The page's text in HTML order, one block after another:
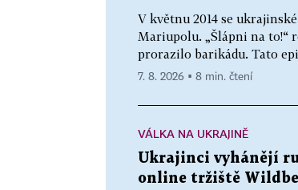
V květnu 2014 se
Mariupolu. „Šlápni na to!“
prorazilo barikádu. Tato
7. 8. 2026 ▪ 8 min. čtení
VÁLKA NA UKRAJINĚ
Ukrajinci vyhánějí
online tržiště